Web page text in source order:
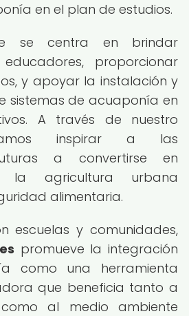
en el plan de estudios.
se centra en brindar
proporcionar
y apoyar la instalación y
sistemas de acuaponía en
A través de nuestro
inspirar a las
a convertirse en
la agricultura urbana
alimentaria.
escuelas y comunidades,
promueve la integración
como una herramienta
que beneficia tanto a
al medio ambiente